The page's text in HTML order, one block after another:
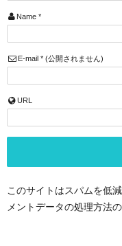
Name *
E-mail *(公開されません)
URL
このサイトはスパムを低
メントデータの処理方法